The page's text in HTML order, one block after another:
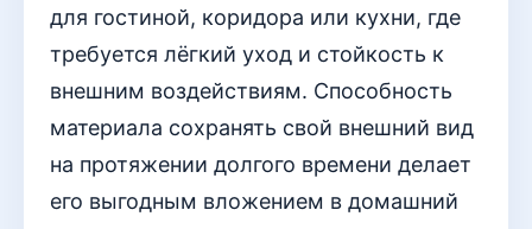
для гостиной, коридора или кухни, где
требуется лёгкий уход и стойкость к
внешним воздействиям. Способность
материала сохранять свой внешний вид
на протяжении долгого времени делает
его выгодным вложением в домашний